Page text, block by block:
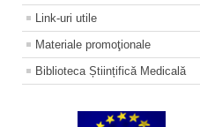
Link-uri utile
Materiale promoţionale
Biblioteca Științifică Medicală